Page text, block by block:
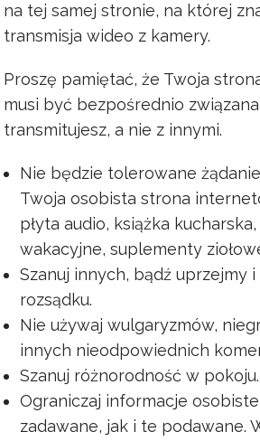
na tej samej stronie, na której
transmisja wideo z kamery.
Proszę pamiętać, że Twoja
musi być bezpośrednio
transmitujesz, a nie z innymi.
Nie będzie tolerowane żądanie
Twoja osobista strona
płyta audio, książka
wakacyjne, suplementy
Szanuj innych, bądź uprzejmy
rozsądku.
Nie używaj wulgaryzmów,
innych nieodpowiednich
Szanuj różnorodność w pokoju.
Ograniczaj informacje
zadawane, jak i te podawane.